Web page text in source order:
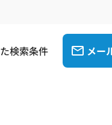
検索条件 メー